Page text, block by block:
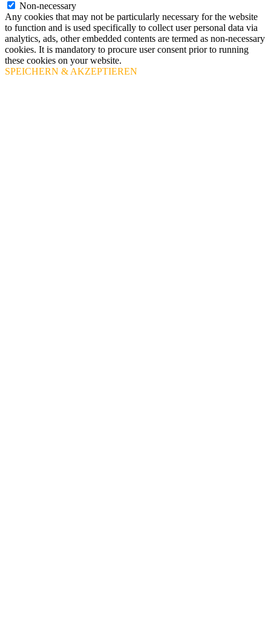
Non-necessary
Any cookies that may not be particularly necessary for the website
to function and is used specifically to collect user personal data via
analytics, ads, other embedded contents are termed as non-necessary
cookies. It is mandatory to procure user consent prior to running
these cookies on your website.
SPEICHERN & AKZEPTIEREN